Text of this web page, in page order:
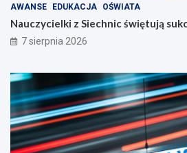
AWANSE EDUKACJA OŚWIATA
Nauczycielki z Siechnic świętują
7 sierpnia 2026